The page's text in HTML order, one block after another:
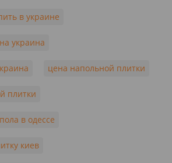
в украине
украина
цена напольной плитки
плитки
в одессе
киев